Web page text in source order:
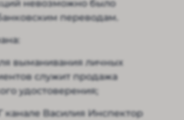
невозможно было
переводам.
выманивания личных
служит продажа
удостоверения;
канале Василия Инспектор